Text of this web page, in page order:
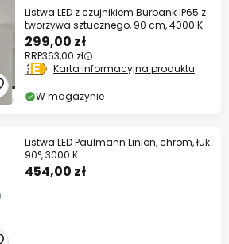
Listwa LED z czujnikiem Burbank IP65 z
tworzywa sztucznego, 90 cm, 4000 K
299,00 zł
RRP363,00 zł
Karta informacyjna produktu
W magazynie
Listwa LED Paulmann Linion, chrom, łuk
90°, 3000 K
454,00 zł